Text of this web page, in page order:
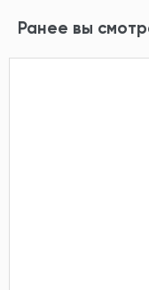
Ранее вы